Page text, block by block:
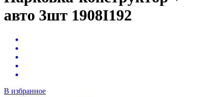
авто 3шт 1908I192
В избранное